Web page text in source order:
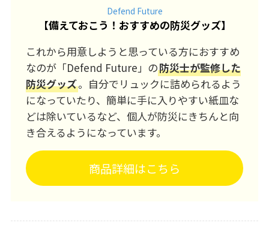
Defend Future
【備えておこう！おすすめの防災グッズ】
これから用意しようと思っている方におすすめ
なのが「Defend Future」の防災士が監修した
防災グッズ。自分でリュックに詰められるよう
になっていたり、簡単に手に入りやすい紙皿な
どは除いているなど、個人が防災にきちんと向
き合えるようになっています。
商品詳細はこちら